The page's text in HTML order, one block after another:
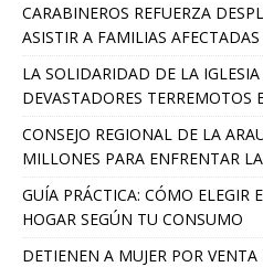
CARABINEROS REFUERZA
ASISTIR A FAMILIAS
LA SOLIDARIDAD DE LA
DEVASTADORES TERREMOTOS
CONSEJO REGIONAL DE LA
MILLONES PARA ENFRENTAR
GUÍA PRÁCTICA: CÓMO ELEGIR
HOGAR SEGÚN TU CONSUMO
DETIENEN A MUJER POR